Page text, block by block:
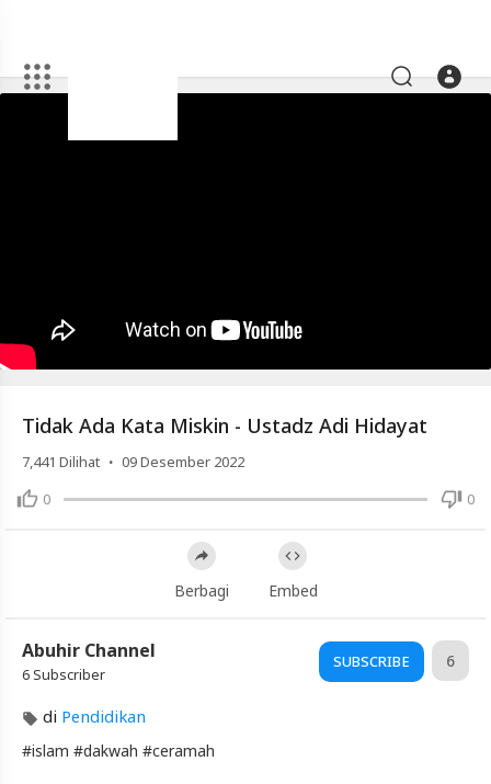
Tidak
Hidayat
Video
Tidak
Ada
Kata
Miskin
Artikel
Blackexpo
Info
Tidak Ada Kata Miskin - Ustadz Adi Hidayat
0 0
7,441 Dilihat · 09 Desember 2022
Berbagi Embed
Abuhir Channel
6 Subscriber
SUBSCRIBE 6
di Pendidikan
#islam​ #dakwah​ #ceramah